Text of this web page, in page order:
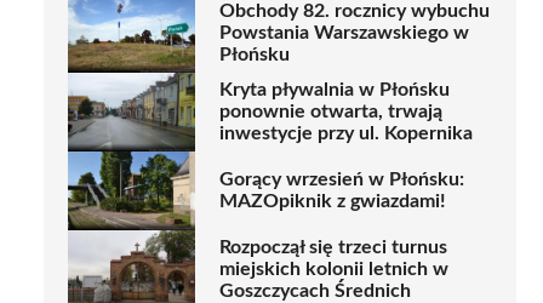
Obchody 82. rocznicy wybuchu
Powstania Warszawskiego w
Płońsku
Kryta pływalnia w Płońsku
ponownie otwarta, trwają
inwestycje przy ul. Kopernika
Gorący wrzesień w Płońsku:
MAZOpiknik z gwiazdami!
Rozpoczął się trzeci turnus
miejskich kolonii letnich w
Goszczycach Średnich